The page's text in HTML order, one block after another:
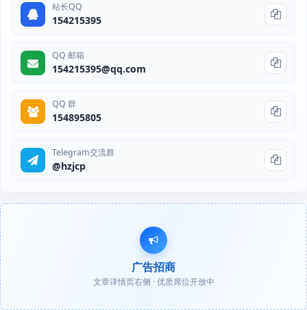
站长QQ
154215395
QQ 邮箱
154215395@qq.com
QQ 群
154895805
Telegram交流群
@hzjcp
广告招商
文章详情页右侧 · 优质席位开放中